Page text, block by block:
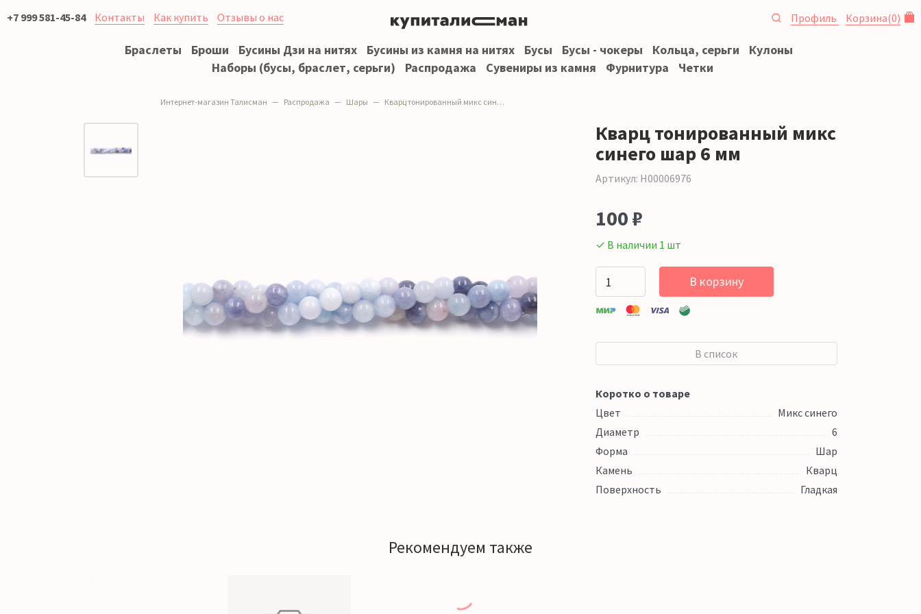
+7 999 581-45-84 Контакты Как купить Отзывы о нас Профиль Корзина(0)
Браслеты Броши Бусины Дзи на нитях Бусины из камня на нитях Бусы Бусы - чокеры Кольца, серьги
Кулоны
Наборы (бусы, браслет, серьги)
Распродажа Сувениры из камня Фурнитура Четки
Интернет-магазин Талисман Распродажа Шары Кварц тонированный микс синего шар 6 мм
Кварц тонированный микс
синего шар 6 мм
Артикул: Н00006976
100 ₽
✓ В наличии 1 шт
В корзину
В список
Коротко о товаре
Цвет
Микс синего
Диаметр
6
Форма
Шар
Камень
Кварц
Поверхность
Гладкая
Рекомендуем также